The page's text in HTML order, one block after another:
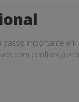
importante
com confiança e